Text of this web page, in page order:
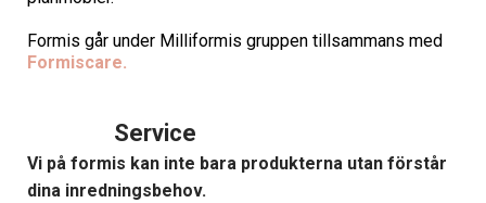
Formis går under Milliformis gruppen tillsammans med
Formiscare.
Service
Vi på formis kan inte bara produkterna utan förstår
dina inredningsbehov.